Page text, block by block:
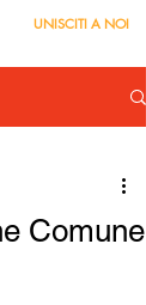
UNISCITI A NOI
Comune